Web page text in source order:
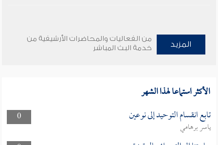
المزيد
من الفعاليات والمحاضرات الأرشيفية من
خدمة البث المباشر
الأكثر استماعا لهذا الشهر
0 تابع انقسام التوحيد إلى نوعين
ياسر برهامي